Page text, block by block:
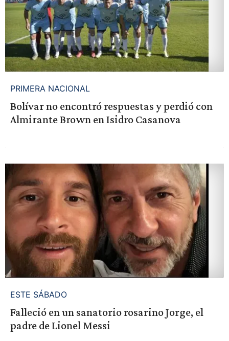
PRIMERA NACIONAL
Bolívar no encontró respuestas y perdió con
Almirante Brown en Isidro Casanova
ESTE SÁBADO
Falleció en un sanatorio rosarino Jorge, el
padre de Lionel Messi